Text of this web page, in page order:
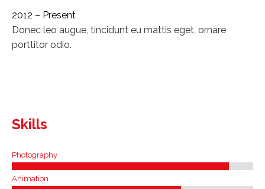
2012 – Present
Donec leo augue, tincidunt eu mattis eget, ornare
porttitor odio.
Skills
Photography
Animation